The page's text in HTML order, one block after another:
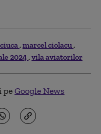
marcel ciolacu
2024 vila aviatorilor
peGoogle News